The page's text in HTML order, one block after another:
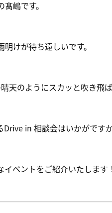
嶋です。
けが待ち遠しいです。
のようにスカッと吹き飛
in 相談会はいかがです
ベントをご紹介いたします